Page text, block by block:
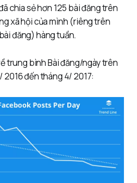
chia sẻ hơn 125 bài đăng trên
xã hội của mình (riêng trên
đăng) hàng tuần.
trung bình Bài đăng/ngày trên
2016 đến tháng 4/ 2017: